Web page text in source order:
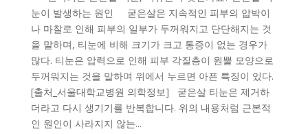
눈이 발생하는 원인 굳은살은 지속적인 피부의 압박이
나 마찰로 인해 피부의 일부가 두꺼워지고 단단해지는 것
을 말하며, 티눈에 비해 크기가 크고 통증이 없는 경우가
많다. 티눈은 압력으로 인해 피부 각질층이 원뿔 모양으로
두꺼워지는 것을 말하며 위에서 누르면 아픈 특징이 있다.
[출처_서울대학교병원 의학정보] 굳은살 티눈은 제거하
더라고 다시 생기기를 반복합니다. 위의 내용처럼 근본적
인 원인이 사라지지 않는...